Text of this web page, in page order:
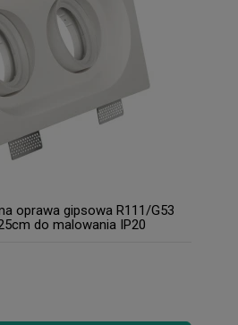
oprawa gipsowa R111/G53
do malowania IP20